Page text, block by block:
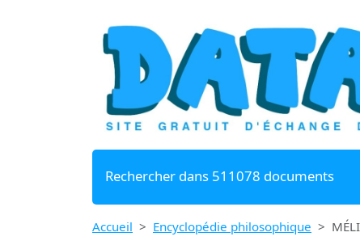
Rechercher dans 511078 documents
Accueil Encyclopédie philosophique